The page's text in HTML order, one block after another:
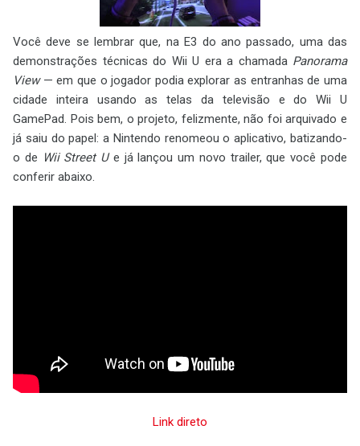
Você deve se lembrar que, na E3 do ano passado, uma das
demonstrações técnicas do Wii U era a chamada Panorama
View— em que o jogador podia explorar as entranhas de uma
cidade inteira usando as telas da televisão e do Wii U
GamePad. Pois bem, o projeto, felizmente, não foi arquivado e
já saiu do papel: a Nintendo renomeou o aplicativo, batizando-
o de Wii Street Ue já lançou um novo trailer, que você pode
conferir abaixo.
Link direto